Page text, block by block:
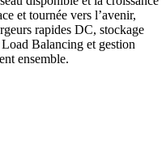
et tournée vers l’avenir,
rapides DC, stockage
Balancing et gestion
ensemble.